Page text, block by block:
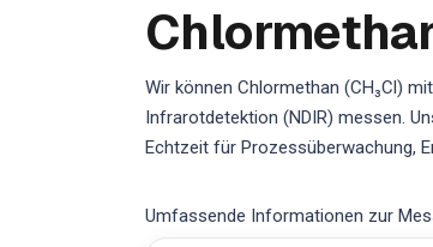
Wir können Chlormethan (CH₃Cl)
Infrarotdetektion (NDIR) messen.
Echtzeit für Prozessüberwachung,
Umfassende Informationen zur